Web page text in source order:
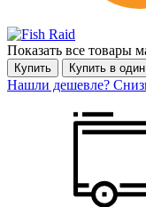
Показать все товары
Купить Купить в
Нашли дешевле?